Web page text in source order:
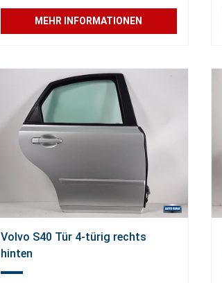
MEHR INFORMATIONEN
Volvo S40 Tür 4-türig rechts
hinten